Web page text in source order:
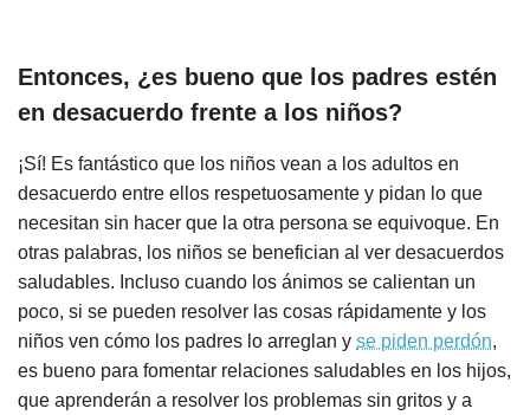
Entonces, ¿es bueno que los padres estén
en desacuerdo frente a los niños?
¡Sí! Es fantástico que los niños vean a los adultos en
desacuerdo entre ellos respetuosamente y pidan lo que
necesitan sin hacer que la otra persona se equivoque. En
otras palabras, los niños se benefician al ver desacuerdos
saludables. Incluso cuando los ánimos se calientan un
poco, si se pueden resolver las cosas rápidamente y los
niños ven cómo los padres lo arreglan y se piden perdón,
es bueno para fomentar relaciones saludables en los hijos,
que aprenderán a resolver los problemas sin gritos y a